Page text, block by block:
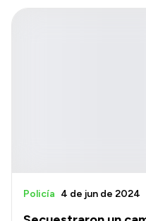
Policía 4 de jun de 2024